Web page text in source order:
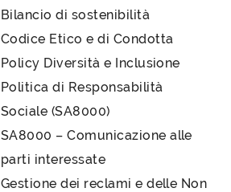
Bilancio di sostenibilità
Codice Etico e di Condotta
Policy Diversità e Inclusione
Politica di Responsabilità
Sociale (SA8000)
SA8000 – Comunicazione alle
parti interessate
Gestione dei reclami e delle Non